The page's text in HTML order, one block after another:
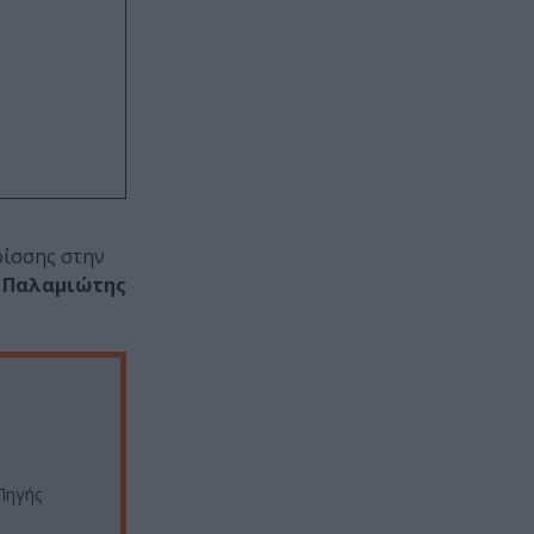
στην